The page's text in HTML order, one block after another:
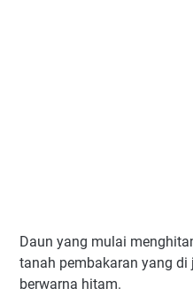
Daun yang mulai
tanah pembakaran yang
berwarna hitam.